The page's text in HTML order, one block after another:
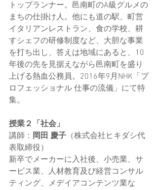
トップランナー。邑南町のA級グルメの
まちの仕掛け人。他にも道の駅、町営
イタリアンレストラン、食の学校、耕
すシェフの研修制度など、大胆な事業
を打ち出し、答えは地域にあると、10
年後の先を見据えながら邑南町を盛り
上げる熱血公務員。2016年9月NHK「プ
ロフェッショナル 仕事の流儀」にて特
集。
授業２「社会」
講師： 岡田 慶子​ （株式会社ヒキダシ代
表取締役）
新卒でメーカーに入社後、小売業、サ
ービス業、人材教育及び経営コンサル
ティング、メデイアコンテンツ業な